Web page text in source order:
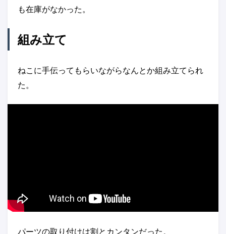
も在庫がなかった。
組み立て
ねこに手伝ってもらいながらなんとか組み立てられ
た。
パーツの取り付けは割とカンタンだった。